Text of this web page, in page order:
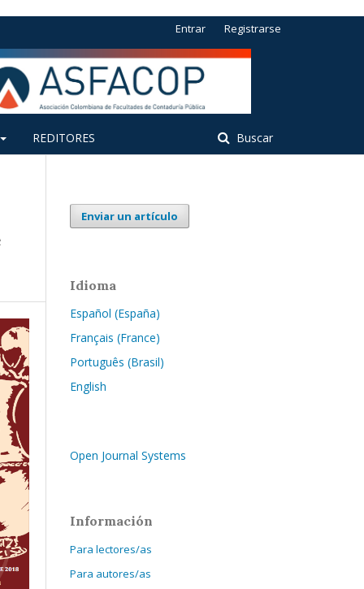
REDITORES Buscar
Entrar Registrarse
Enviar un artículo
Idioma
Español (España)
Français (France)
Português (Brasil)
English
Open Journal Systems
Información
Para lectores/as
Para autores/as